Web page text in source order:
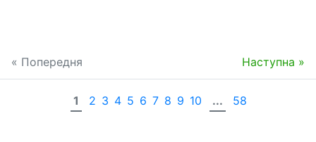
« Попередня Наступна »
1 2 3 4 5 6 7 8 9 10 ... 58